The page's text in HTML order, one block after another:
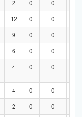
2 0 0
12 0 0
9 0 0
6 0 0
4 0 0
4 0 0
2 0 0